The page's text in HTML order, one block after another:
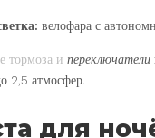
велофара с
тормоза и переключатели
2,5 атмосфер.
для